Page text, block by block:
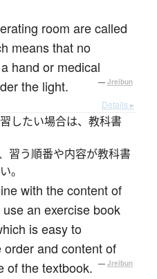
room are called
means that no
hand or medical
the light.
— Jreibun
Details ▸
したい場合は、教科書
習う順番や内容が教科書
。
with the content of
an exercise book
is easy to
and content of
of the textbook.
— Jreibun